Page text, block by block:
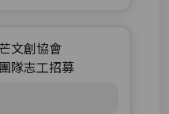
文創協會
隊志工招募